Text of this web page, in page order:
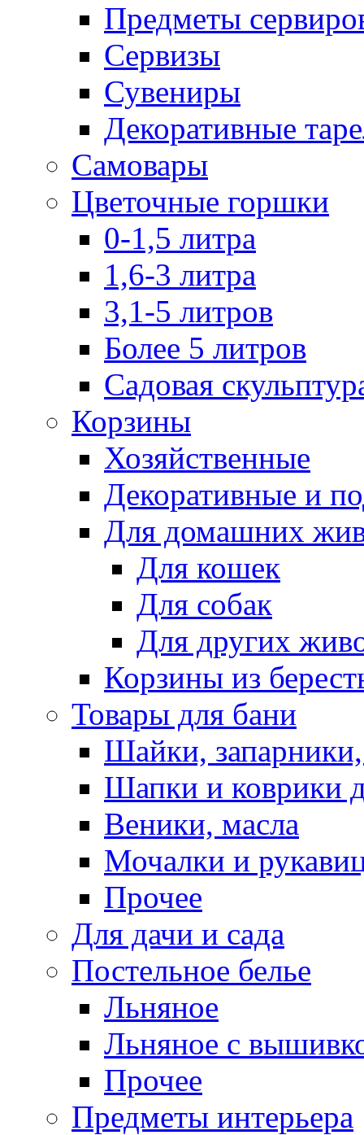
Предметы
Сервизы
Сувениры
Декоративные
Самовары
Цветочные горшки
0-1,5 литра
1,6-3 литра
3,1-5 литров
Более 5 литров
Садовая
Корзины
Хозяйственные
Декоративные и
Для домашних
Для кошек
Для собак
Для других
Корзины из
Товары для бани
Шайки,
Шапки и коврики
Веники, масла
Мочалки и
Прочее
Для дачи и сада
Постельное белье
Льняное
Льняное с
Прочее
Предметы интерьера